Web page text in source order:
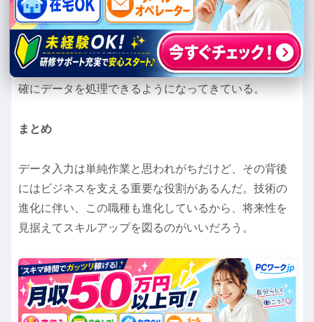
最近では、AIや自動化技術の進展により、データ入力
の仕事も変化している。例えば、音声認識ソフトウェ
アを使って口頭での情報をテキスト化する技術などが
導入されている。これにより、より効率的に、かつ正
確にデータを処理できるようになってきている。
まとめ
データ入力は単純作業と思われがちだけど、その背後
にはビジネスを支える重要な役割があるんだ。技術の
進化に伴い、この職種も進化しているから、将来性を
見据えてスキルアップを図るのがいいだろう。